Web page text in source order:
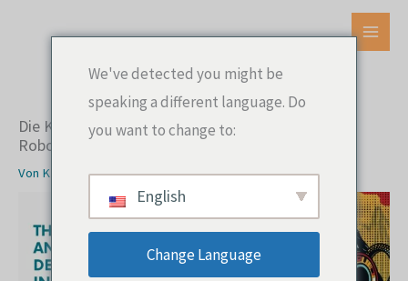
Die Kosten-Nutzen-Analyse des Einsatzes von
Robotik in Unternehmen
Von KI-Marketingingenieure
We've detected you might be
speaking a different language. Do
you want to change to:
English
Change Language